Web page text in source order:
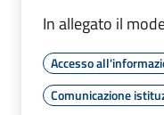
In allegato il
Accesso
Comunicazione